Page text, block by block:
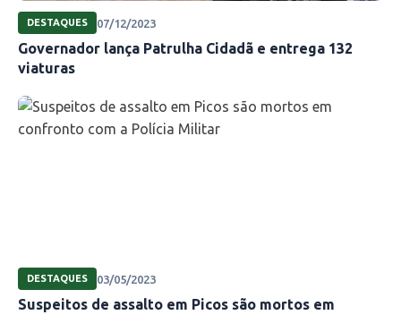
DESTAQUES 07/12/2023
Governador lança Patrulha Cidadã e entrega 132
viaturas
DESTAQUES 03/05/2023
Suspeitos de assalto em Picos são mortos em